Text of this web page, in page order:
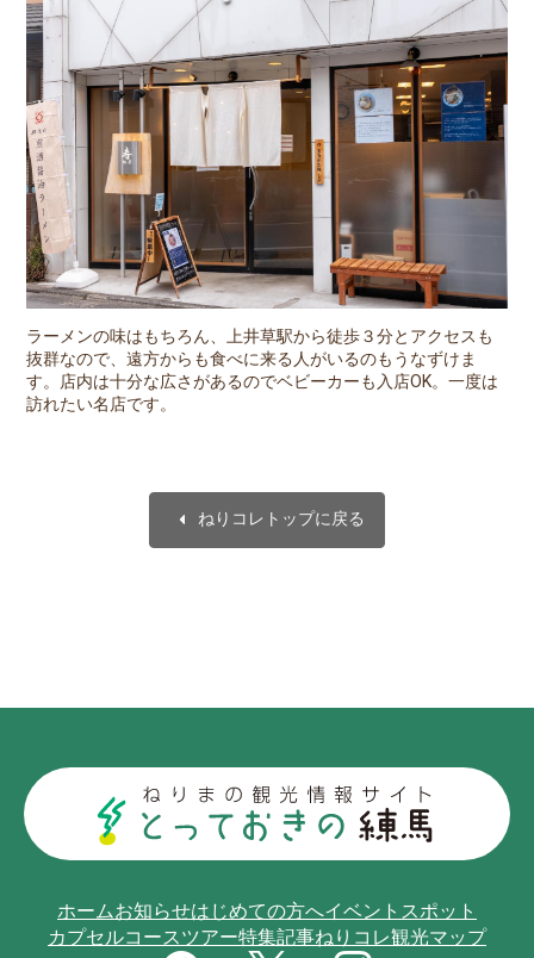
ラーメンの味はもちろん、上井草駅から徒歩３分とアクセスも
抜群なので、遠方からも食べに来る人がいるのもうなずけま
す。店内は十分な広さがあるのでベビーカーも入店OK。一度は
訪れたい名店です。
arrow_left ねりコレトップに戻る
ホームお知らせはじめての方へイベントスポット
カプセルコースツアー特集記事ねりコレ観光マップ